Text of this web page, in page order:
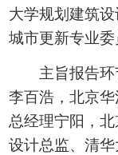
大学规划建筑
城市更新专业委
主旨报告
李百浩，北京
总经理宁阳，
设计总监、清